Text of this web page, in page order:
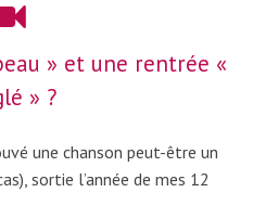
» et une rentrée «
» ?
une chanson peut-être un
sortie l’année de mes 12